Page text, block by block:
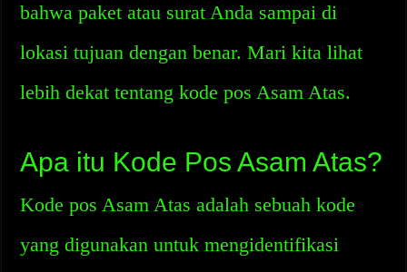
bahwa paket atau surat Anda sampai di
lokasi tujuan dengan benar. Mari kita lihat
lebih dekat tentang kode pos Asam Atas.
Apa itu Kode Pos Asam Atas?
Kode pos Asam Atas adalah sebuah kode
yang digunakan untuk mengidentifikasi